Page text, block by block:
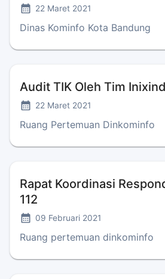
22 Maret 2021
Dinas Kominfo Kota Bandung
Audit TIK Oleh Tim
22 Maret 2021
Ruang Pertemuan Dinkominfo
Rapat Koordinasi
112
09 Februari 2021
Ruang pertemuan dinkominfo